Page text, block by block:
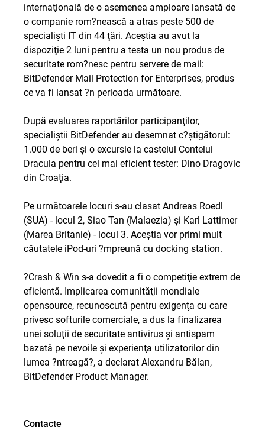
internaţională de o asemenea amploare lansată de
o companie rom?nească a atras peste 500 de
specialişti IT din 44 ţări. Aceştia au avut la
dispoziţie 2 luni pentru a testa un nou produs de
securitate rom?nesc pentru servere de mail:
BitDefender Mail Protection for Enterprises, produs
ce va fi lansat ?n perioada următoare.
După evaluarea raportărilor participanţilor,
specialiştii BitDefender au desemnat c?ştigătorul:
1.000 de beri şi o excursie la castelul Contelui
Dracula pentru cel mai eficient tester: Dino Dragovic
din Croaţia.
Pe următoarele locuri s-au clasat Andreas Roedl
(SUA) - locul 2, Siao Tan (Malaezia) şi Karl Lattimer
(Marea Britanie) - locul 3. Aceştia vor primi mult
căutatele iPod-uri ?mpreună cu docking station.
?Crash & Win s-a dovedit a fi o competiţie extrem de
eficientă. Implicarea comunităţii mondiale
opensource, recunoscută pentru exigenţa cu care
privesc softurile comerciale, a dus la finalizarea
unei soluţii de securitate antivirus şi antispam
bazată pe nevoile şi experienţa utilizatorilor din
lumea ?ntreagă?, a declarat Alexandru Bălan,
BitDefender Product Manager.
Contacte